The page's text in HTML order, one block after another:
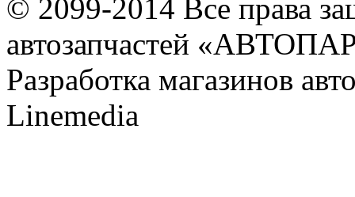
© 2099-2014 Все права
автозапчастей
Разработка магазинов
Linemedia